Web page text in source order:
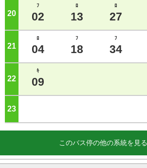
20
ﾌ
02
ﾛ
13
ﾛ
27
21
ﾛ
04
ﾌ
18
ﾌ
34
22
ｷ
09
23
このバス停の他の系統を見る